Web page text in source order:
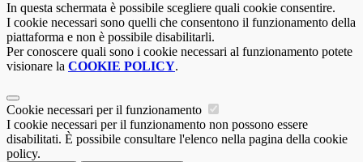
In questa schermata è possibile scegliere quali cookie consentire.
I cookie necessari sono quelli che consentono il funzionamento della
piattaforma e non è possibile disabilitarli.
Per conoscere quali sono i cookie necessari al funzionamento potete
visionare la COOKIE POLICY.
Cookie necessari per il funzionamento
I cookie necessari per il funzionamento non possono essere
disabilitati. È possibile consultare l'elenco nella pagina della cookie
policy.